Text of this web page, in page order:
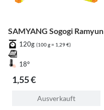
SAMYANG Sogogi Ramyun
120g (100 g = 1,29 €)
18°
1,55 €
Ausverkauft